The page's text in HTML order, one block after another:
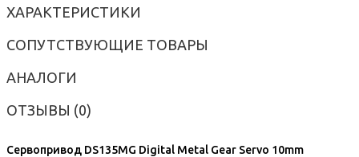
ХАРАКТЕРИСТИКИ
СОПУТСТВУЮЩИЕ ТОВАРЫ
АНАЛОГИ
ОТЗЫВЫ (0)
Сервопривод DS135MG Digital Metal Gear Servo 10mm